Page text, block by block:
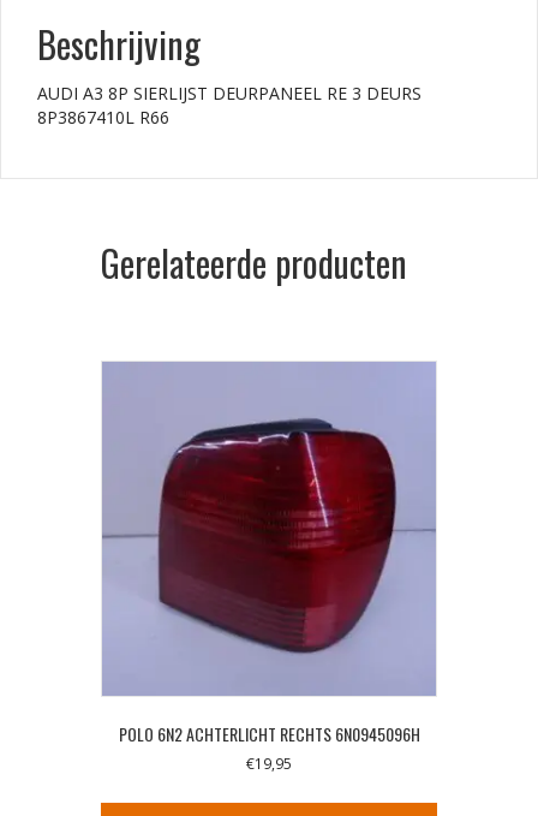
R66
aantal
Beschrijving
AUDI A3 8P SIERLIJST DEURPANEEL RE 3 DEURS
8P3867410L R66
Gerelateerde producten
POLO 6N2 ACHTERLICHT RECHTS 6N0945096H
€19,95